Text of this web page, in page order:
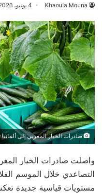
Khaoula Mouna 4 يونيو، 2026
صادرات الخيار المغربي إلى ألمانيا تتجاوز 8
واصلت صادرات الخيار
مستويات قياسية جديدة